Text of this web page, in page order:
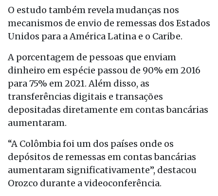
O estudo também revela mudanças nos
mecanismos de envio de remessas dos Estados
Unidos para a América Latina e o Caribe.
A porcentagem de pessoas que enviam
dinheiro em espécie passou de 90% em 2016
para 75% em 2021. Além disso, as
transferências digitais e transações
depositadas diretamente em contas bancárias
aumentaram.
“A Colômbia foi um dos países onde os
depósitos de remessas em contas bancárias
aumentaram significativamente”, destacou
Orozco durante a videoconferência.